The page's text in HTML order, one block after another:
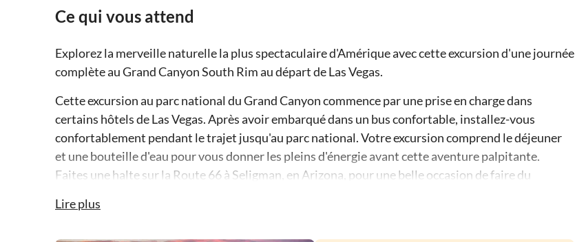
Ce qui vous attend
Explorez la merveille naturelle la plus spectaculaire d'Amérique avec cette excursion d'une journée
complète au Grand Canyon South Rim au départ de Las Vegas.
Cette excursion au parc national du Grand Canyon commence par une prise en charge dans
certains hôtels de Las Vegas. Après avoir embarqué dans un bus confortable, installez-vous
confortablement pendant le trajet jusqu'au parc national. Votre excursion comprend le déjeuner
et une bouteille d'eau pour vous donner les pleins d'énergie avant cette aventure palpitante.
Faites une halte sur la Route 66 à Seligman, en Arizona, pour une belle occasion de faire du
Lire plus